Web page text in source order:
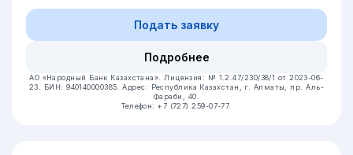
Подать заявку
Подробнее
АО «Народный Банк Казахстана». Лицензия: № 1.2.47/230/38/1 от 2023-06-
23.
БИН: 940140000385.Адрес: Республика Казахстан, г. Алматы, пр. Аль-
Фараби, 40.
Телефон: +7 (727) 259-07-77.